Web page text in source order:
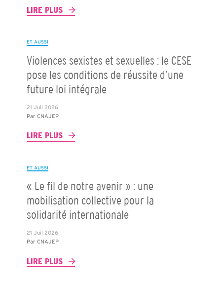
LIRE PLUS
ET AUSSI
Violences sexistes et sexuelles : le CESE
pose les conditions de réussite d’une
future loi intégrale
21 Juil 2026
Par CNAJEP
LIRE PLUS
ET AUSSI
« Le fil de notre avenir » : une
mobilisation collective pour la
solidarité internationale
21 Juil 2026
Par CNAJEP
LIRE PLUS